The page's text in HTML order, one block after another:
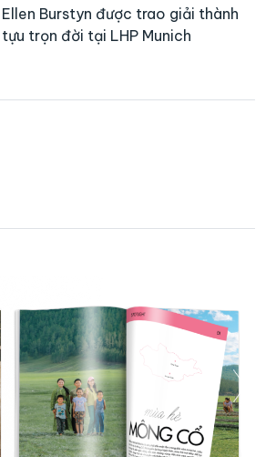
Ellen Burstyn được trao giải thành
tựu trọn đời tại LHP Munich